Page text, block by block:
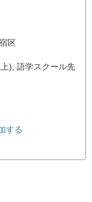
区
), 語学スクール先
する